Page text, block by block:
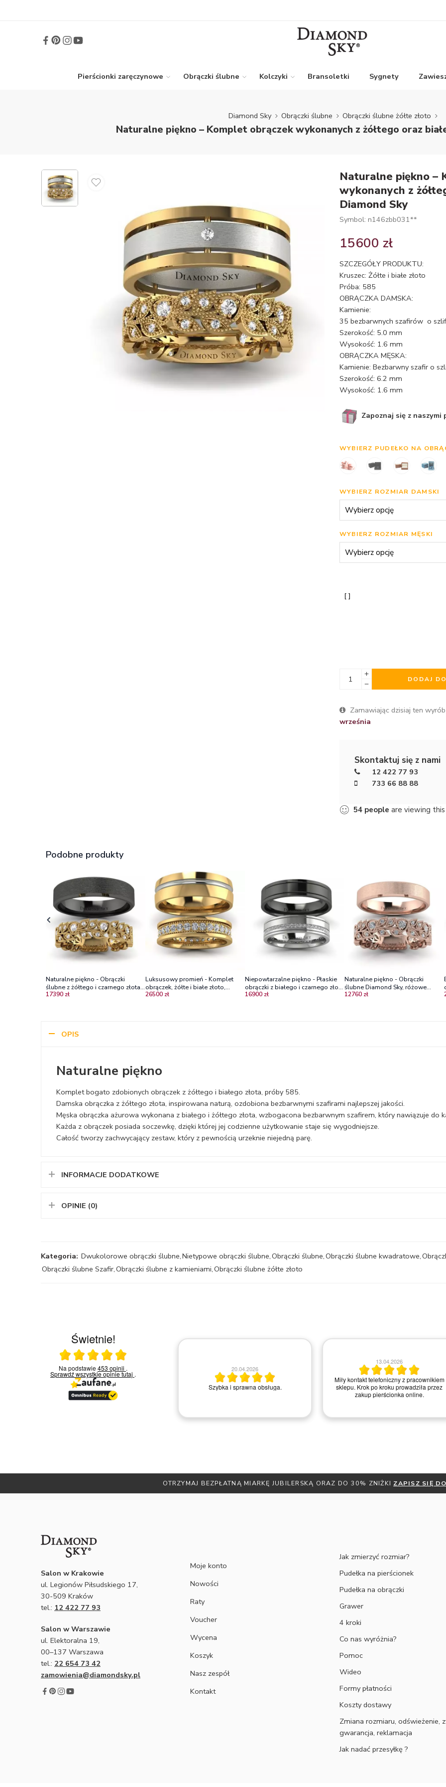
Pierścionki zaręczynowe Obrączki ślubne Kolczyki Bransoletki Sygnety
Diamond Sky Obrączki ślubne Obrączki ślubne żółte złoto
Naturalne piękno – Komplet obrączek wykonanych z żółtego oraz
Naturalne piękno –
wykonanych z
Diamond Sky
Symbol: n146zbb031**
15600 zł
SZCZEGÓŁY PRODUKTU:
Kruszec: Żółte i białe złoto
Próba: 585
OBRĄCZKA DAMSKA:
Kamienie:
35 bezbarwnych szafirów o
Szerokość: 5.0 mm
Wysokość: 1.6 mm
OBRĄCZKA MĘSKA:
Kamienie: Bezbarwny szafir o
Szerokość: 6.2 mm
Wysokość: 1.6 mm
Zapoznaj się z naszymi
WYBIERZ PUDEŁKO NA
WYBIERZ ROZMIAR DAMSKI
WYBIERZ ROZMIAR MĘSKI
DODAJ
Zamawiając dzisiaj ten
września
Skontaktuj się z nami
12 422 77 93
733 66 88 88
54 people are viewing
Podobne produkty
Naturalne piękno - Obrączki
ślubne z żółtego i czarnego złota z
białymi szafirami
17390 zł
Luksusowy promień - Komplet
obrączek, żółte i białe złoto,
diamenty. Diamond Sky
26500 zł
Niepowtarzalne piękno - Płaskie
obrączki z białego i czarnego złota
z diamentami
16900 zł
Naturalne piękno - Obrączki
ślubne Diamond Sky, różowe
złoto, białe szafiry
12760 zł
OPIS
Naturalne piękno
Komplet bogato zdobionych obrączek z żółtego i białego złota, próby 585.
Damska obrączka z żółtego złota, inspirowana naturą, ozdobiona bezbarwnymi szafirami najlepszej jakości.
Męska obrączka ażurowa wykonana z białego i żółtego złota, wzbogacona bezbarwnym szafirem, który nawiązuje do
Każda z obrączek posiada soczewkę, dzięki której jej codzienne użytkowanie staje się wygodniejsze.
Całość tworzy zachwycający zestaw, który z pewnością urzeknie niejedną parę.
INFORMACJE DODATKOWE
OPINIE (0)
Kategoria: Dwukolorowe obrączki ślubne,Nietypowe obrączki ślubne,Obrączki ślubne,Obrączki ślubne kwadratowe,
Obrączki ślubne Szafir,Obrączki ślubne z kamieniami,Obrączki ślubne żółte złoto
Świetnie!
Ocena średnia 5 na 5
Na podstawie453 opinii .
Sprawdź wszystkie opinietutaj .
30.03.2026
Bardzo dobry kontakt.!!!
Bardzo miła i kompetentna obsługa.
Polecam
20.03.2026
Zakup przeszedł poztywnie
OTRZYMAJ BEZPŁATNĄ MIARKĘ JUBILERSKĄ ORAZ DO 30% ZNIŻKI ZAPISZ SIĘ
Salon w Krakowie
ul. Legionów Piłsudskiego 17,
30-509 Kraków
tel.: 12 422 77 93
Salon w Warszawie
ul. Elektoralna 19,
00–137 Warszawa
tel.: 22 654 73 42
zamowienia@diamondsky.pl
Moje konto
Nowości
Raty
Voucher
Wycena
Koszyk
Nasz zespół
Kontakt
Jak zmierzyć rozmiar?
Pudełka na pierścionek
Pudełka na obrączki
Grawer
4 kroki
Co nas wyróżnia?
Pomoc
Wideo
Formy płatności
Koszty dostawy
Zmiana rozmiaru, odświeżenie,
gwarancja, reklamacja
Jak nadać przesyłkę ?